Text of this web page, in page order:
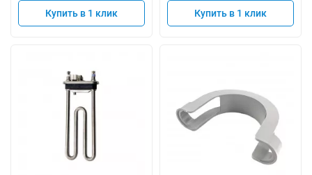
Купить в 1 клик Купить в 1 клик